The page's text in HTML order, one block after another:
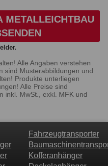
METALLEICHTBAU
Alle Angaben verstehen
sind Musterabbildungen und
Produkte unterliegen
Alle Preise sind
inkl. MwSt., exkl. MFK und
Fahrzeugtransporter
Kofferanhänger